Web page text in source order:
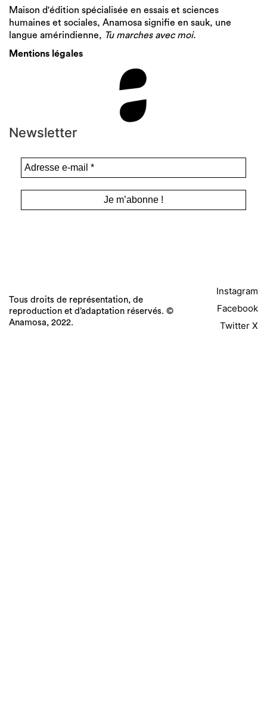
Maison d'édition spécialisée en essais et sciences
humaines et sociales, Anamosa signifie en sauk, une
langue amérindienne, Tu marches avec moi.
Mentions légales
Newsletter
Instagram
Facebook
Twitter X
Tous droits de représentation, de
reproduction et d’adaptation réservés. ©
Anamosa, 2022.